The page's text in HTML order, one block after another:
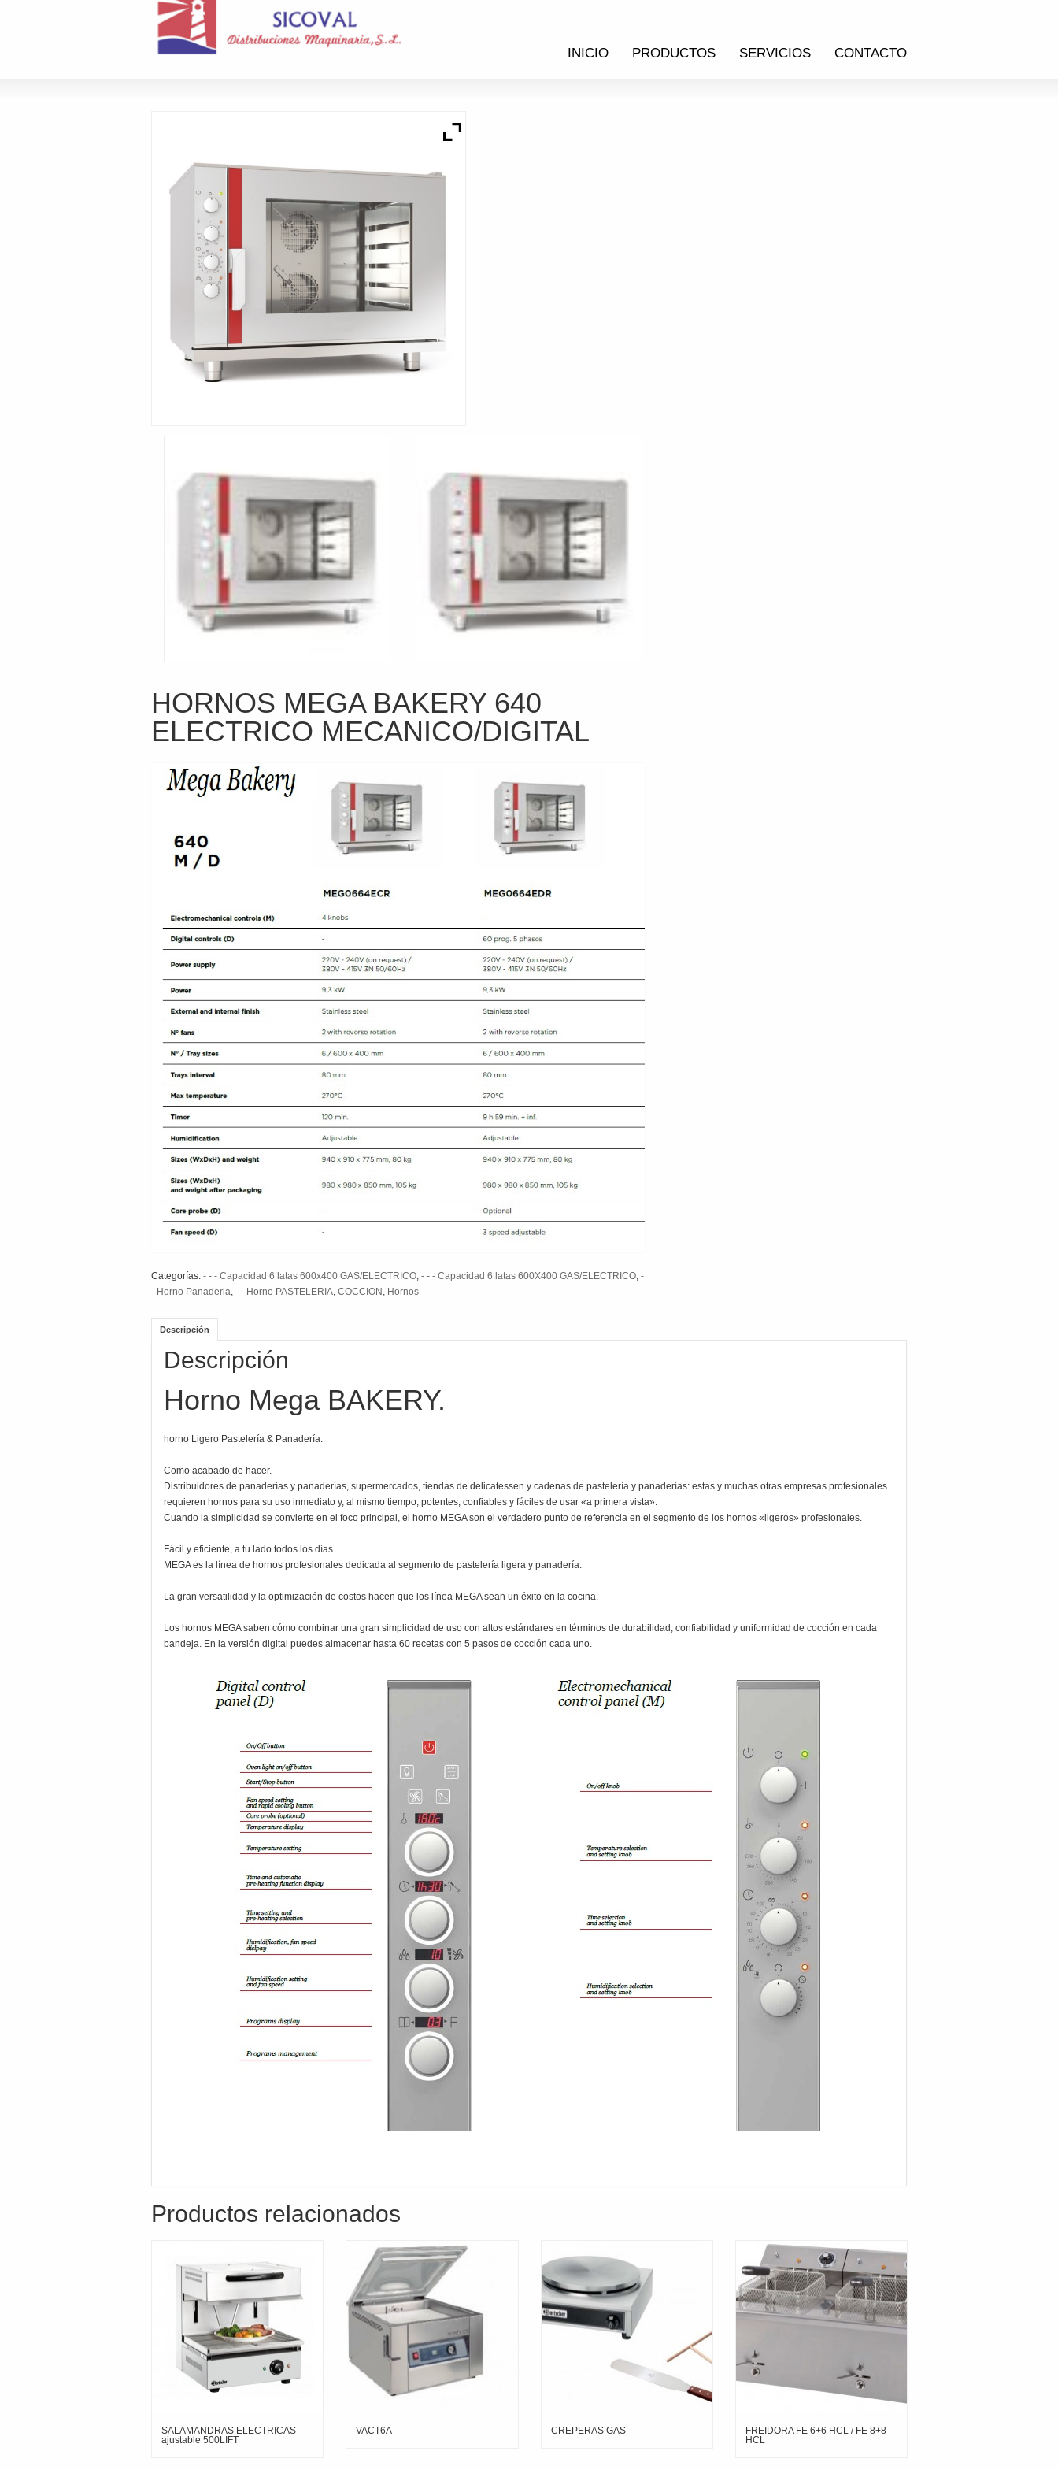
INICIO PRODUCTOS SERVICIOS CONTACTO
HORNOS MEGA BAKERY 640
ELECTRICO MECANICO/DIGITAL
Categorías: - - - Capacidad 6 latas 600x400 GAS/ELECTRICO - - - Capacidad 6 latas 600X400 GAS/ELECTRICO -
- Horno Panaderia - - Horno PASTELERIA COCCION Hornos
Descripción
Descripción
Horno Mega BAKERY.
horno Ligero Pastelería & Panadería.
Como acabado de hacer.
Distribuidores de panaderías y panaderías, supermercados, tiendas de delicatessen y cadenas de pastelería y panaderías: estas y muchas otras empresas profesionales
requieren hornos para su uso inmediato y, al mismo tiempo, potentes, confiables y fáciles de usar «a primera vista».
Cuando la simplicidad se convierte en el foco principal, el horno MEGA son el verdadero punto de referencia en el segmento de los hornos «ligeros» profesionales.
Fácil y eficiente, a tu lado todos los días.
MEGA es la línea de hornos profesionales dedicada al segmento de pastelería ligera y panadería.
La gran versatilidad y la optimización de costos hacen que los línea MEGA sean un éxito en la cocina.
Los hornos MEGA saben cómo combinar una gran simplicidad de uso con altos estándares en términos de durabilidad, confiabilidad y uniformidad de cocción en cada
bandeja. En la versión digital puedes almacenar hasta 60 recetas con 5 pasos de cocción cada uno.
Productos relacionados
SALAMANDRAS ELECTRICAS
ajustable 500LIFT
VACT6A CREPERAS GAS
FREIDORA FE 6+6 HCL / FE 8+8
HCL